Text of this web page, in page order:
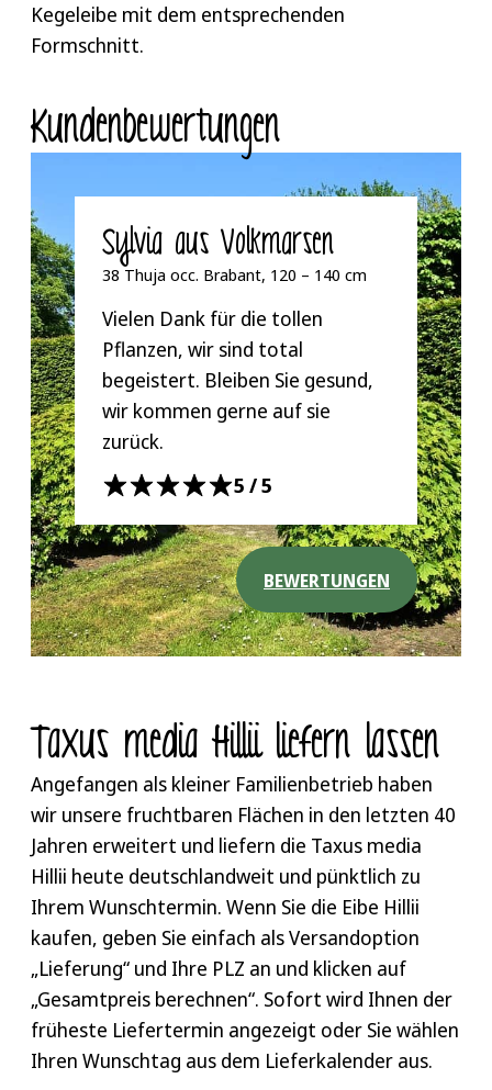
Kegeleibe mit dem entsprechenden
Formschnitt.
Kunden­bewertungen
Sylvia aus Volkmarsen
38 Thuja occ. Brabant, 120 – 140 cm
Vielen Dank für die tollen
Pflanzen, wir sind total
begeistert. Bleiben Sie gesund,
wir kommen gerne auf sie
zurück.
5/5
BEWERTUNGEN
Taxus media Hillii liefern lassen
Angefangen als kleiner Familienbetrieb haben
wir unsere fruchtbaren Flächen in den letzten 40
Jahren erweitert und liefern die Taxus media
Hillii heute deutschlandweit und pünktlich zu
Ihrem Wunschtermin. Wenn Sie die Eibe Hillii
kaufen, geben Sie einfach als Versandoption
„Lieferung“ und Ihre PLZ an und klicken auf
„Gesamtpreis berechnen“. Sofort wird Ihnen der
früheste Liefertermin angezeigt oder Sie wählen
Ihren Wunschtag aus dem Lieferkalender aus.